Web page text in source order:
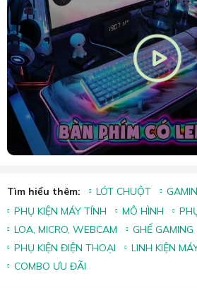
Tìm hiểu thêm: LÓT CHUỘT
PHỤ KIỆN MÁY TÍNH
MÔ HÌNH
LOA, MICRO, WEBCAM
GHẾ GAMING
PHỤ KIỆN ĐIỆN THOẠI
LINH KIỆN
COMBO ƯU ĐÃI